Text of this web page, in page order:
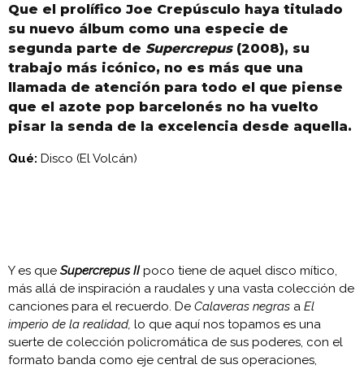
Que el prolífico Joe Crepúsculo haya titulado
su nuevo álbum como una especie de
segunda parte de Supercrepus(2008), su
trabajo más icónico, no es más que una
llamada de atención para todo el que piense
que el azote pop barcelonés no ha vuelto
pisar la senda de la excelencia desde aquella.
Qué: Disco (El Volcán)
Y es que Supercrepus IIpoco tiene de aquel disco mítico,
más allá de inspiración a raudales y una vasta colección de
canciones para el recuerdo. De Calaveras negras a El
imperio de la realidad, lo que aquí nos topamos es una
suerte de colección policromática de sus poderes, con el
formato banda como eje central de sus operaciones,